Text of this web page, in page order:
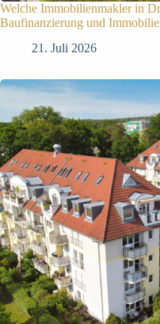
Welche Immobilienmakler in
Baufinanzierung und
21. Juli 2026